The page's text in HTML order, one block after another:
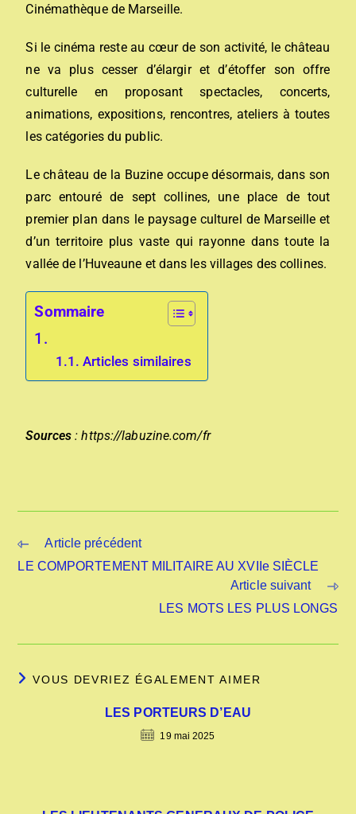
Cinémathèque de Marseille.
Si le cinéma reste au cœur de son activité, le château
ne va plus cesser d’élargir et d’étoffer son offre
culturelle en proposant spectacles, concerts,
animations, expositions, rencontres, ateliers à toutes
les catégories du public.
Le château de la Buzine occupe désormais, dans son
parc entouré de sept collines, une place de tout
premier plan dans le paysage culturel de Marseille et
d’un territoire plus vaste qui rayonne dans toute la
vallée de l’Huveaune et dans les villages des collines.
Sommaire
Articles similaires
Sources : https://labuzine.com/fr
Article précédent
LE COMPORTEMENT MILITAIRE AU XVIIe SIÈCLE
Article suivant
LES MOTS LES PLUS LONGS
VOUS DEVRIEZ ÉGALEMENT AIMER
LES PORTEURS D’EAU
19 mai 2025